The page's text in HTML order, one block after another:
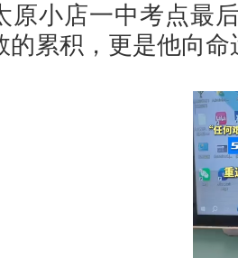
原小店一中考点最
的累积，更是他向